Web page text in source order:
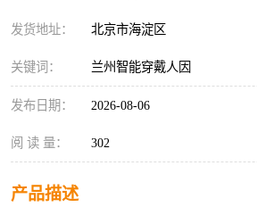
发货地址： 北京市海淀区
关键词： 兰州智能穿戴人因
发布日期： 2026-08-06
阅 读 量： 302
产品描述